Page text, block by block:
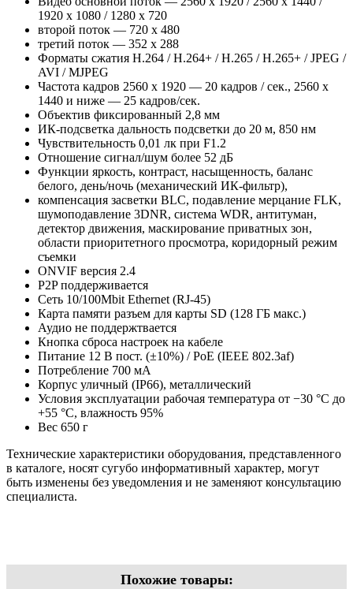
1920 x 1080 / 1280 x 720
второй поток — 720 x 480
третий поток — 352 x 288
Форматы сжатия H.264 / H.264+ / H.265 / H.265+ / JPEG /
AVI / MJPEG
Частота кадров 2560 x 1920 — 20 кадров / сек., 2560 x
1440 и ниже — 25 кадров/сек.
Объектив фиксированный 2,8 мм
ИК-подсветка дальность подсветки до 20 м, 850 нм
Чувствительность 0,01 лк при F1.2
Отношение сигнал/шум более 52 дБ
Функции яркость, контраст, насыщенность, баланс
белого, день/ночь (механический ИК-фильтр),
компенсация засветки BLC, подавление мерцание FLK,
шумоподавление 3DNR, система WDR, антитуман,
детектор движения, маскирование приватных зон,
области приоритетного просмотра, коридорный режим
съемки
ONVIF версия 2.4
P2P поддерживается
Сеть 10/100Mbit Ethernet (RJ-45)
Карта памяти разъем для карты SD (128 ГБ макс.)
Аудио не поддержтвается
Кнопка сброса настроек на кабеле
Питание 12 В пост. (±10%) / PoE (IEEE 802.3af)
Потребление 700 мА
Корпус уличный (IP66), металлический
Условия эксплуатации рабочая температура от −30 °С до
+55 °С, влажность 95%
Вес 650 г
Технические характеристики оборудования, представленного
в каталоге, носят сугубо информативный характер, могут
быть изменены без уведомления и не заменяют консультацию
специалиста.
Похожие товары: